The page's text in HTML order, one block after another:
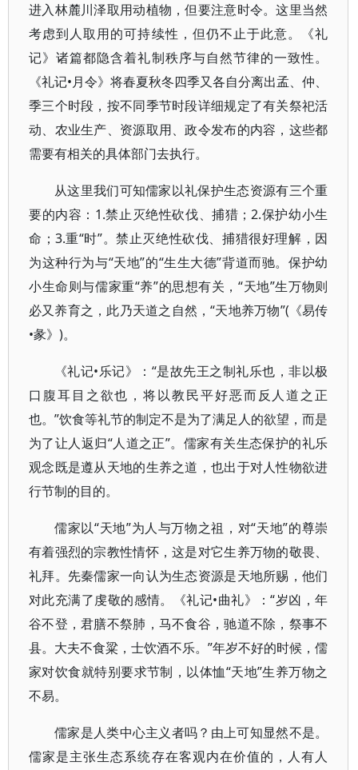
进入林麓川泽取用动植物，但要注意时令。这里当然
考虑到人取用的可持续性，但仍不止于此意。《礼
记》诸篇都隐含着礼制秩序与自然节律的一致性。
《礼记•月令》将春夏秋冬四季又各自分离出孟、仲、
季三个时段，按不同季节时段详细规定了有关祭祀活
动、农业生产、资源取用、政令发布的内容，这些都
需要有相关的具体部门去执行。
从这里我们可知儒家以礼保护生态资源有三个重
要的内容：1.禁止灭绝性砍伐、捕猎；2.保护幼小生
命；3.重“时”。禁止灭绝性砍伐、捕猎很好理解，因
为这种行为与“天地”的“生生大德”背道而驰。保护幼
小生命则与儒家重“养”的思想有关，“天地”生万物则
必又养育之，此乃天道之自然，“天地养万物”(《易传
•彖》)。
《礼记•乐记》：“是故先王之制礼乐也，非以极
口腹耳目之欲也，将以教民平好恶而反人道之正
也。”饮食等礼节的制定不是为了满足人的欲望，而是
为了让人返归“人道之正”。儒家有关生态保护的礼乐
观念既是遵从天地的生养之道，也出于对人性物欲进
行节制的目的。
儒家以“天地”为人与万物之祖，对“天地”的尊崇
有着强烈的宗教性情怀，这是对它生养万物的敬畏、
礼拜。先秦儒家一向认为生态资源是天地所赐，他们
对此充满了虔敬的感情。《礼记•曲礼》：“岁凶，年
谷不登，君膳不祭肺，马不食谷，驰道不除，祭事不
县。大夫不食粱，士饮酒不乐。”年岁不好的时候，儒
家对饮食就特别要求节制，以体恤“天地”生养万物之
不易。
儒家是人类中心主义者吗？由上可知显然不是。
儒家是主张生态系统存在客观内在价值的，人有人